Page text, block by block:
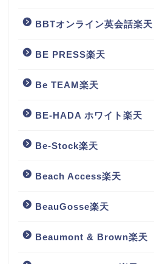
BBTオンライン英会話楽天
BE PRESS楽天
Be TEAM楽天
BE-HADA ホワイト楽天
Be-Stock楽天
Beach Access楽天
BeauGosse楽天
Beaumont & Brown楽天